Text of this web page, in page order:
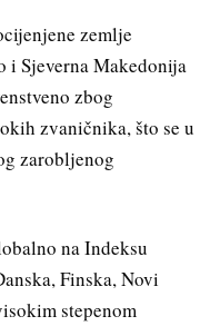
zemlje
i Sjeverna Makedonija
zbog
zvaničnika, što se u
zarobljenog
na Indeksu
Finska, Novi
stepenom